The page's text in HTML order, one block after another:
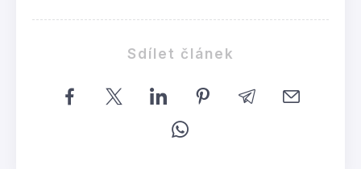
Sdílet článek